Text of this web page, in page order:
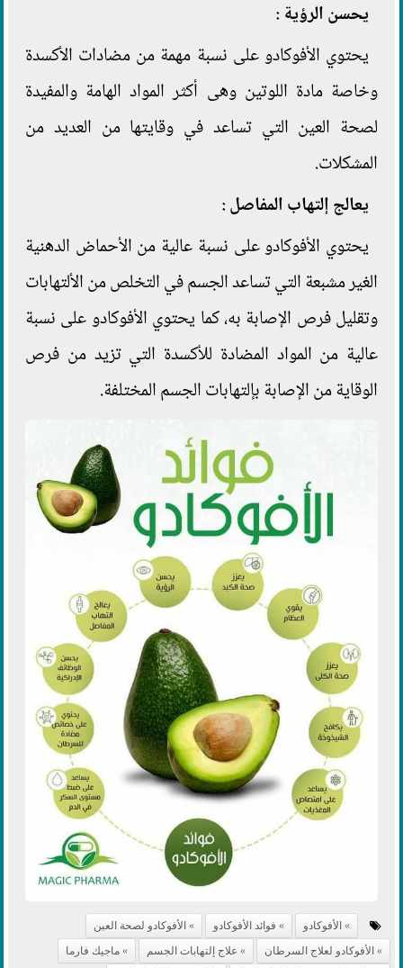
يحسن الرؤية :
يحتوي الأفوكادو على نسبة مهمة من مضادات الأكسدة
وخاصة مادة اللوتين وهى أكثر المواد الهامة والمفيدة
لصحة العين التي تساعد في وقايتها من العديد من
المشكلات.
يعالج إلتهاب المفاصل :
يحتوي الأفوكادو على نسبة عالية من الأحماض الدهنية
الغير مشبعة التي تساعد الجسم في التخلص من الألتهابات
وتقليل فرص الإصابة به، كما يحتوي الأفوكادو على نسبة
عالية من المواد المضادة للأكسدة التي تزيد من فرص
الوقاية من الإصابة بإلتهابات الجسم المختلفة.
الأفوكادو فوائد الأفوكادو
الأفوكادو لصحة العين
الأفوكادو لعلاج السرطان
علاج إلتهابات الجسم
ماجيك فارما